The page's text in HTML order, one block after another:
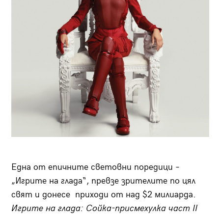
Една от епичните световни поредици –
„Игрите на глада“, превзе зрителите по цял
свят и донесе приходи от над $2 милиарда.
Игрите на глада: Сойка-присмехулка част II